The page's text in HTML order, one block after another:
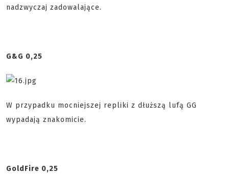
nadzwyczaj zadowalające.
G&G 0,25
W przypadku mocniejszej repliki z dłuższą lufą GG
wypadają znakomicie.
GoldFire 0,25